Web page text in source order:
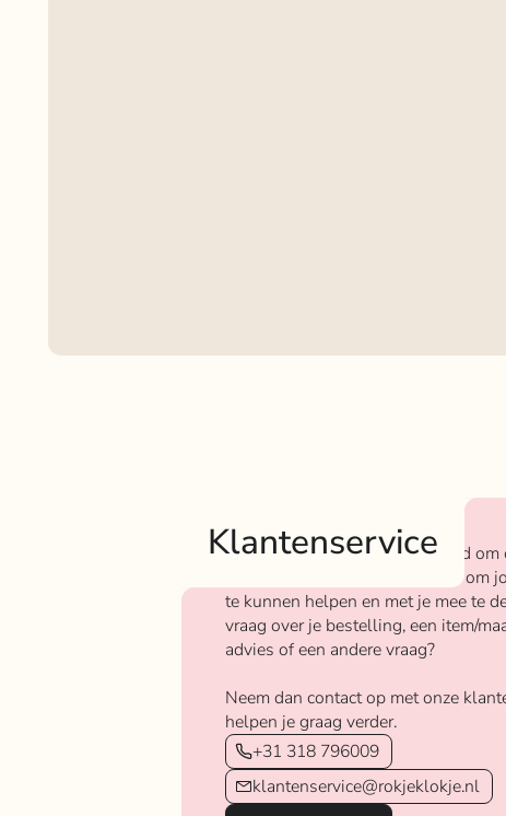
Klantenservice
Bij Rokjeklokje staan we bekend om
We vinden het super belangrijk om
te kunnen helpen en met je mee te
vraag over je bestelling, een item/
advies of een andere vraag?
Neem dan contact op met onze
helpen je graag verder.
+31 318 796009
klantenservice@rokjeklokje.nl